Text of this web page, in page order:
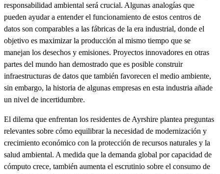
responsabilidad ambiental será crucial. Algunas analogías que
pueden ayudar a entender el funcionamiento de estos centros de
datos son comparables a las fábricas de la era industrial, donde el
objetivo es maximizar la producción al mismo tiempo que se
manejan los desechos y emisiones. Proyectos innovadores en otras
partes del mundo han demostrado que es posible construir
infraestructuras de datos que también favorecen el medio ambiente,
sin embargo, la historia de algunas empresas en esta industria añade
un nivel de incertidumbre.
El dilema que enfrentan los residentes de Ayrshire plantea preguntas
relevantes sobre cómo equilibrar la necesidad de modernización y
crecimiento económico con la protección de recursos naturales y la
salud ambiental. A medida que la demanda global por capacidad de
cómputo crece, también aumenta el escrutinio sobre el consumo de